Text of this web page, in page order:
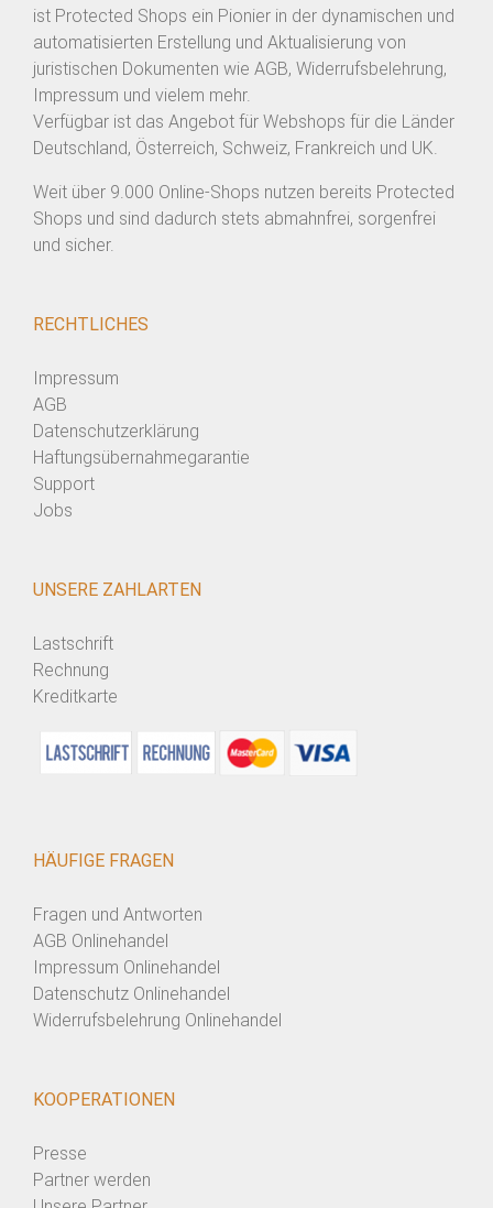
ist Protected Shops ein Pionier in der dynamischen und
automatisierten Erstellung und Aktualisierung von
juristischen Dokumenten wie AGB, Widerrufsbelehrung,
Impressum und vielem mehr.
Verfügbar ist das Angebot für Webshops für die Länder
Deutschland, Österreich, Schweiz, Frankreich und UK.
Weit über 9.000 Online-Shops nutzen bereits Protected
Shops und sind dadurch stets abmahnfrei, sorgenfrei
und sicher.
RECHTLICHES
Impressum
AGB
Datenschutzerklärung
Haftungsübernahmegarantie
Support
Jobs
UNSERE ZAHLARTEN
Lastschrift
Rechnung
Kreditkarte
HÄUFIGE FRAGEN
Fragen und Antworten
AGB Onlinehandel
Impressum Onlinehandel
Datenschutz Onlinehandel
Widerrufsbelehrung Onlinehandel
KOOPERATIONEN
Presse
Partner werden